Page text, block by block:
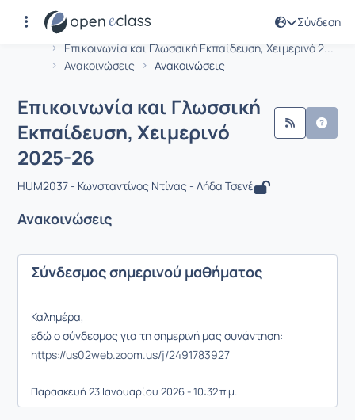
Σύνδεση
Αρχική Σελίδα
Επικοινωνία και Γλωσσική Εκπαίδευση, Χειμερινό 2...
Ανακοινώσεις
Ανακοινώσεις
Μάθημα : Επικοινωνία και
Επικοινωνία και Γλωσσική
Εκπαίδευση, Χειμερινό
2025-26
HUM2037 - Κωνσταντίνος Ντίνας - Λήδα Τσενέ
Ανακοινώσεις
Σύνδεσμος σημερινού μαθήματος
Καλημέρα,
εδώ ο σύνδεσμος για τη σημερινή μας συνάντηση:
https://us02web.zoom.us/j/2491783927
Παρασκευή 23 Ιανουαρίου 2026 - 10:32 π.μ.